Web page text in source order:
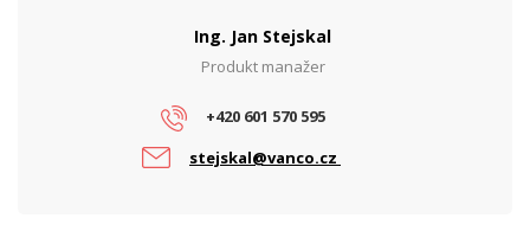
Ing. Jan Stejskal
Produkt manažer
+420 601 570 595
stejskal@vanco.cz